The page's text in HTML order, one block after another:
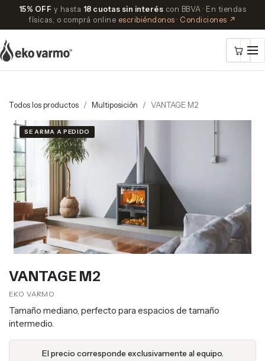
15% OFF y hasta 18 cuotas sin interés con BBVA · En tiendas
físicas, o comprá online escribiéndonos · Condiciones ↗
Todos los productos Multiposición VANTAGE M2
SE ARMA A PEDIDO
VANTAGE M2
EKO VARMO​​
Tamaño mediano, perfecto para espacios de tamaño
intermedio.
El precio corresponde exclusivamente al equipo.